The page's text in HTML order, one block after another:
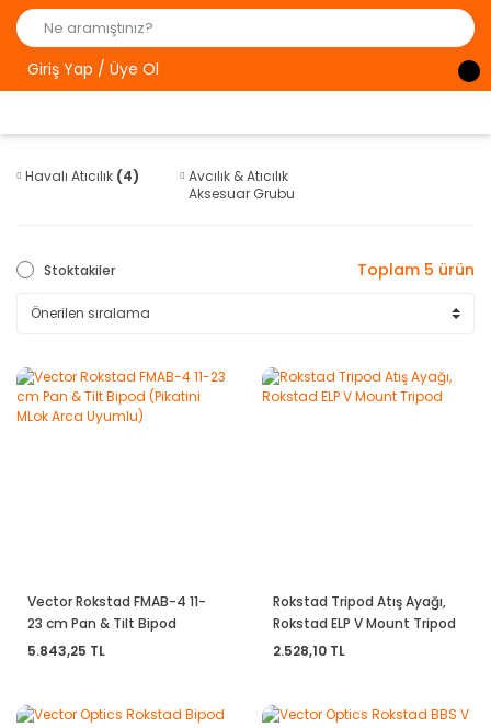
Giriş Yap / Üye Ol
Havalı Atıcılık (4)
Avcılık & Atıcılık
Aksesuar Grubu
Stoktakiler Toplam 5 ürün
Vector Rokstad FMAB-4 11-
23 cm Pan & Tilt Bipod
(Pikatini MLok Arca Uyumlu)
5.843,25 TL
Rokstad Tripod Atış Ayağı,
Rokstad ELP V Mount Tripod
2.528,10 TL